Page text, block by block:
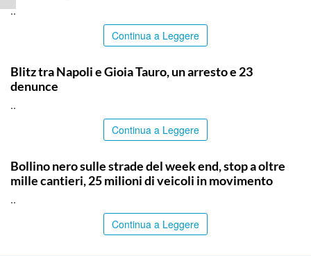
..
Continua a Leggere
Blitz tra Napoli e Gioia Tauro, un arresto e 23
denunce
..
Continua a Leggere
Bollino nero sulle strade del week end, stop a oltre
mille cantieri, 25 milioni di veicoli in movimento
..
Continua a Leggere